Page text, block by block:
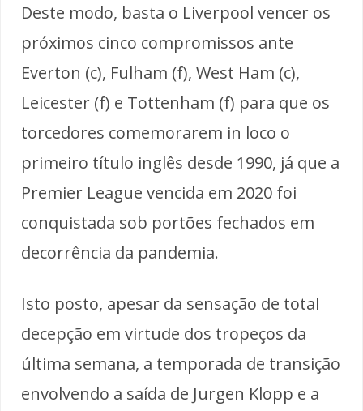
Deste modo, basta o Liverpool vencer os
próximos cinco compromissos ante
Everton (c), Fulham (f), West Ham (c),
Leicester (f) e Tottenham (f) para que os
torcedores comemorarem in loco o
primeiro título inglês desde 1990, já que a
Premier League vencida em 2020 foi
conquistada sob portões fechados em
decorrência da pandemia.
Isto posto, apesar da sensação de total
decepção em virtude dos tropeços da
última semana, a temporada de transição
envolvendo a saída de Jurgen Klopp e a